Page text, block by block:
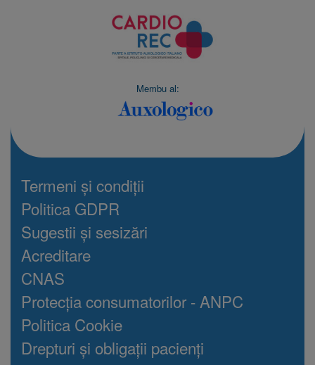
Membu al:
Termeni și condiții
Politica GDPR
Sugestii și sesizări
Acreditare
CNAS
Protecția consumatorilor - ANPC
Politica Cookie
Drepturi și obligații pacienți